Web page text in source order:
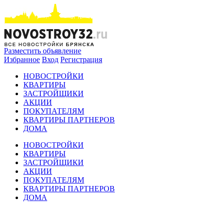
Разместить объявление
Избранное Вход Регистрация
НОВОСТРОЙКИ
КВАРТИРЫ
ЗАСТРОЙЩИКИ
АКЦИИ
ПОКУПАТЕЛЯМ
КВАРТИРЫ ПАРТНЕРОВ
ДОМА
НОВОСТРОЙКИ
КВАРТИРЫ
ЗАСТРОЙЩИКИ
АКЦИИ
ПОКУПАТЕЛЯМ
КВАРТИРЫ ПАРТНЕРОВ
ДОМА